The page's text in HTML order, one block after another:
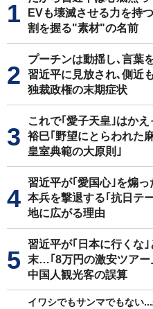
EVも壊滅させる力を持
割を握る"素材"の名前
プーチンは動揺し､言葉
習近平に見放され､側近
独裁政権の末期症状
これで｢愛子天皇｣はか
裕巳｢野望にとらわれた
皇室典範の大原則｣
習近平が｢愛国心｣を煽
本兵を撃退する｢抗日テ
地に広がる理由
習近平が｢日本に行くな
末…｢8万円の激安ツアー
中国人観光客の誤算
イワシでもサンマでもない